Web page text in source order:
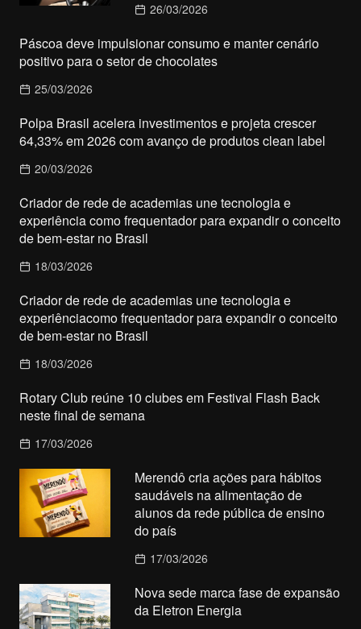
26/03/2026
Páscoa deve impulsionar consumo e manter cenário
positivo para o setor de chocolates
25/03/2026
Polpa Brasil acelera investimentos e projeta crescer
64,33% em 2026 com avanço de produtos clean label
20/03/2026
Criador de rede de academias une tecnologia e
experiência como frequentador para expandir o conceito
de bem-estar no Brasil
18/03/2026
Criador de rede de academias une tecnologia e
experiênciacomo frequentador para expandir o conceito
de bem-estar no Brasil
18/03/2026
Rotary Club reúne 10 clubes em Festival Flash Back
neste final de semana
17/03/2026
Merendô cria ações para hábitos
saudáveis na alimentação de
alunos da rede pública de ensino
do país
17/03/2026
Nova sede marca fase de expansão
da Eletron Energia